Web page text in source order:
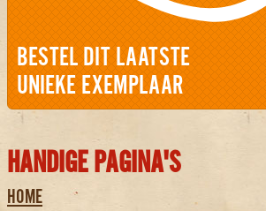
BESTEL DIT LAATSTE
UNIEKE EXEMPLAAR
HANDIGE PAGINA'S
HOME